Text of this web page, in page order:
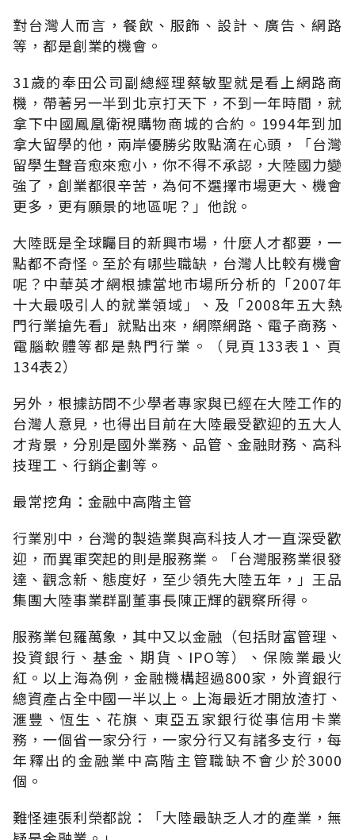
對台灣人而言，餐飲、服飾、設計、廣告、網路
等，都是創業的機會。
31歲的奉田公司副總經理蔡敏聖就是看上網路商
機，帶著另一半到北京打天下，不到一年時間，就
拿下中國鳳凰衛視購物商城的合約。1994年到加
拿大留學的他，兩岸優勝劣敗點滴在心頭，「台灣
留學生聲音愈來愈小，你不得不承認，大陸國力變
強了，創業都很辛苦，為何不選擇市場更大、機會
更多，更有願景的地區呢？」他說。
大陸既是全球矚目的新興市場，什麼人才都要，一
點都不奇怪。至於有哪些職缺，台灣人比較有機會
呢？中華英才網根據當地市場所分析的「2007年
十大最吸引人的就業領域」、及「2008年五大熱
門行業搶先看」就點出來，網際網路、電子商務、
電腦軟體等都是熱門行業。（見頁133表1、頁
134表2）
另外，根據訪問不少學者專家與已經在大陸工作的
台灣人意見，也得出目前在大陸最受歡迎的五大人
才背景，分別是國外業務、品管、金融財務、高科
技理工、行銷企劃等。
最常挖角：金融中高階主管
行業別中，台灣的製造業與高科技人才一直深受歡
迎，而異軍突起的則是服務業。「台灣服務業很發
達、觀念新、態度好，至少領先大陸五年，」王品
集團大陸事業群副董事長陳正輝的觀察所得。
服務業包羅萬象，其中又以金融（包括財富管理、
投資銀行、基金、期貨、IPO等）、保險業最火
紅。以上海為例，金融機構超過800家，外資銀行
總資產占全中國一半以上。上海最近才開放渣打、
滙豐、恆生、花旗、東亞五家銀行從事信用卡業
務，一個省一家分行，一家分行又有諸多支行，每
年釋出的金融業中高階主管職缺不會少於3000
個。
難怪連張利榮都說：「大陸最缺乏人才的產業，無